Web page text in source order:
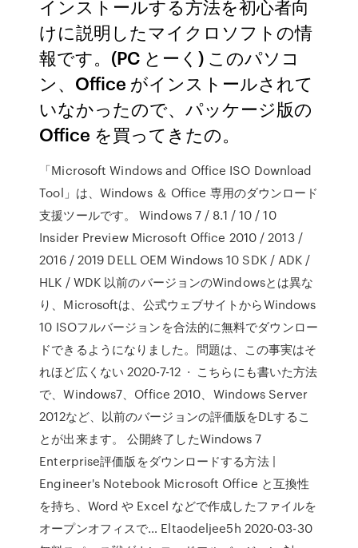
インストールする方法を初心者向
けに説明したマイクロソフトの情
報です。(PC とーく) このパソコ
ン、Office がインストールされて
いなかったので、パッケージ版の
Office を買ってきたの。
「Microsoft Windows and Office ISO Download
Tool」は、Windows ＆ Office 専用のダウンロード
支援ツールです。 Windows 7 / 8.1 / 10 / 10
Insider Preview Microsoft Office 2010 / 2013 /
2016 / 2019 DELL OEM Windows 10 SDK / ADK /
HLK / WDK 以前のバージョンのWindowsとは異な
り、Microsoftは、公式ウェブサイトからWindows
10 ISOフルバージョンを合法的に無料でダウンロー
ドできるようになりました。問題は、この事実はそ
れほど広くない 2020-7-12 · こちらにも書いた方法
で、Windows7、Office 2010、Windows Server
2012など、以前のバージョンの評価版をDLするこ
とが出来ます。 公開終了したWindows 7
Enterprise評価版をダウンロードする方法 |
Engineer's Notebook Microsoft Office と互換性
を持ち、Word や Excel などで作成したファイルを
オープンオフィスで… Eltaodeljee5h 2020-03-30